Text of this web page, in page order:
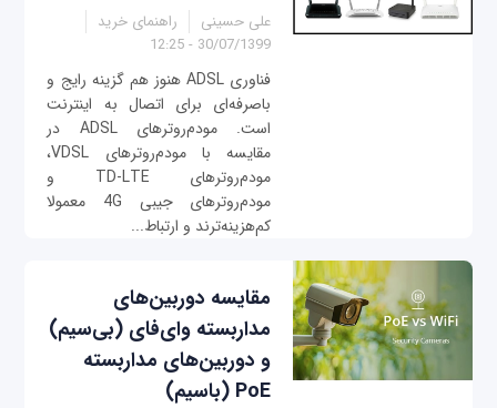
علی حسینی
راهنمای خرید
30/07/1399 - 12:25
فناوری ADSL هنوز هم گزینه رایج و
باصرفه‌ای برای اتصال به اینترنت
است. مودم‌روترهای ADSL در
مقایسه با مودم‌روترهای VDSL،
مودم‌روترهای TD-LTE و
مودم‌روترهای جیبی 4G معمولا
کم‌هزینه‌ترند و ارتباط‌...
مقایسه دوربین‌های
مداربسته وای‌فای (بی‌سیم)
و دوربین‌های مداربسته
PoE (باسیم)